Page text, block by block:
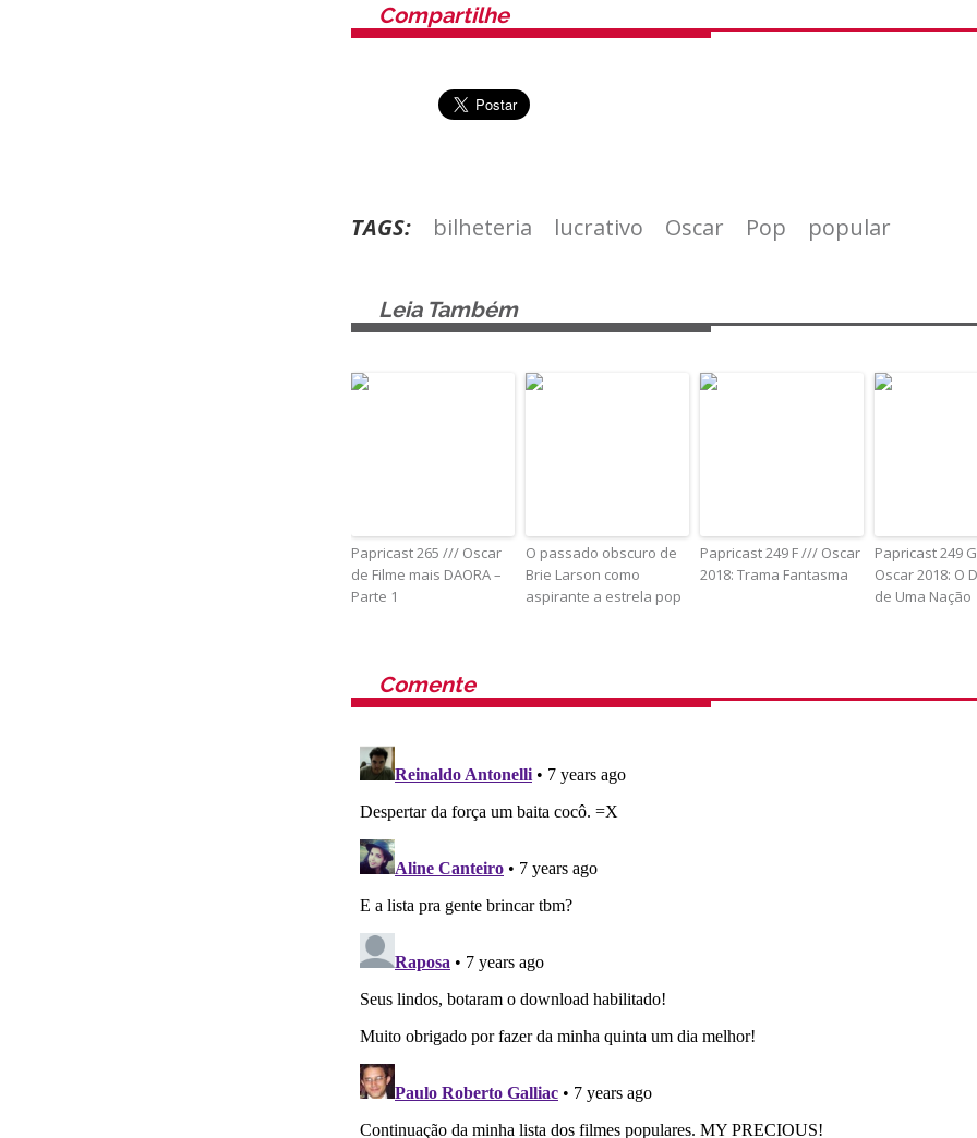
Compartilhe
TAGS: bilheteria lucrativo Oscar Pop popular
Leia Também
Papricast 265 /// Oscar
de Filme mais DAORA –
Parte 1
O passado obscuro de
Brie Larson como
aspirante a estrela pop
Papricast 249 F /// Oscar
2018: Trama Fantasma
Papricast 249
Oscar 2018: O
de Uma Nação
Comente